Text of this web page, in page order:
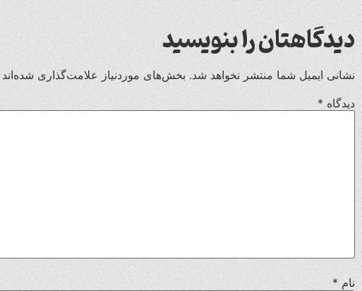
دیدگاهتان را بنویسید
نشانی ایمیل شما منتشر نخواهد شد. بخش‌های موردنیاز علامت‌گذاری شده‌اند
دیدگاه*
نام*